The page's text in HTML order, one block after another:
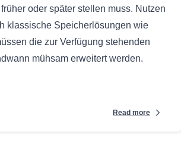
oder später stellen muss. Nutzen
klassische Speicherlösungen wie
die zur Verfügung stehenden
mühsam erweitert werden.
Read more